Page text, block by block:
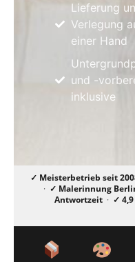
Lieferung
Verlegung
einer Hand
und -
inklusive
✓ Meisterbetrieb seit
· ✓ Malerinnung
Antwortzeit · ✓